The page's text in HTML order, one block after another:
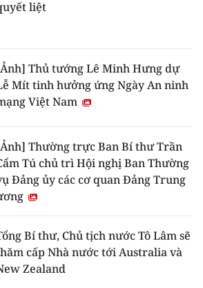
liệt
Thủ tướng Lê Minh Hưng dự
Mít tinh hưởng ứng Ngày An ninh
Việt Nam
Thường trực Ban Bí thư Trần
Tú chủ trì Hội nghị Ban Thường
Đảng ủy các cơ quan Đảng Trung
Bí thư, Chủ tịch nước Tô Lâm sẽ
cấp Nhà nước tới Australia và
Zealand